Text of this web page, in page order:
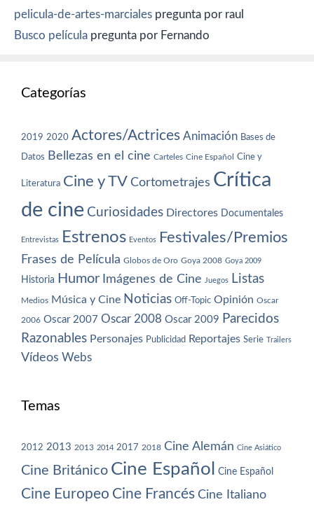
pelicula-de-artes-marciales pregunta por raul
Busco película pregunta por Fernando
Categorías
2019 2020 Actores/Actrices Animación Bases de
Datos Bellezas en el cine Carteles Cine Español Cine y
Literatura Cine y TV Cortometrajes Crítica
de cine Curiosidades Directores Documentales
Entrevistas Estrenos Eventos Festivales/Premios
Frases de Película Globos de Oro Goya 2008 Goya 2009
Historia Humor Imágenes de Cine Juegos Listas
Medios Música y Cine Noticias Off-Topic Opinión Oscar
2006 Oscar 2007 Oscar 2008 Oscar 2009 Parecidos
Razonables Personajes Publicidad Reportajes Serie Trailers
Vídeos Webs
Temas
2012 2013 2013 2014 2017 2018 Cine Alemán Cine Asiático
Cine Británico Cine Español Cine Español
Cine Europeo Cine Francés Cine Italiano